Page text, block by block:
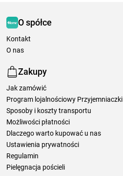
O spółce
Kontakt
O nas
Zakupy
Jak zamówić
Program lojalnościowy Przyjemniaczki
Sposoby i koszty transportu
Możliwości płatności
Dlaczego warto kupować u nas
Ustawienia prywatności
Regulamin
Pielęgnacja pościeli